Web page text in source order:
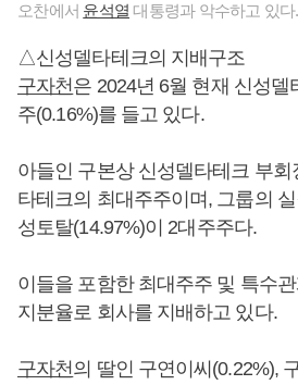
오찬에서 윤석열 대통령과 악수하고 있
△신성델타테크의 지배구조
구자천은 2024년 6월 현재 신성델
주(0.16%)를 들고 있다.
아들인 구본상 신성델타테크 부회
타테크의 최대주주이며, 그룹의
성토탈(14.97%)이 2대주주다.
이들을 포함한 최대주주 및 특수
지분율로 회사를 지배하고 있다.
구자천의 딸인 구연이씨(0.22%),